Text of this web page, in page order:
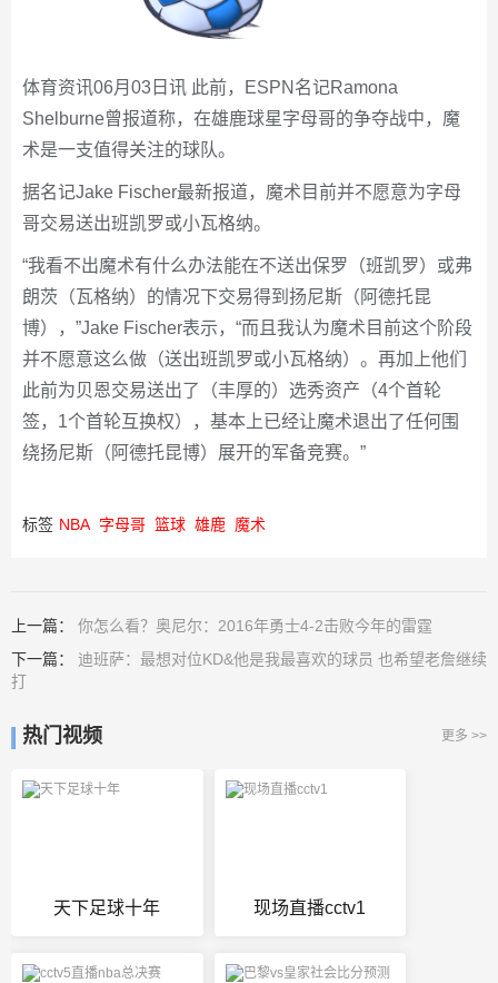
体育资讯06月03日讯 此前，ESPN名记Ramona
Shelburne曾报道称，在雄鹿球星字母哥的争夺战中，魔
术是一支值得关注的球队。
据名记Jake Fischer最新报道，魔术目前并不愿意为字母
哥交易送出班凯罗或小瓦格纳。
“我看不出魔术有什么办法能在不送出保罗（班凯罗）或弗
朗茨（瓦格纳）的情况下交易得到扬尼斯（阿德托昆
博），”Jake Fischer表示，“而且我认为魔术目前这个阶段
并不愿意这么做（送出班凯罗或小瓦格纳）。再加上他们
此前为贝恩交易送出了（丰厚的）选秀资产（4个首轮
签，1个首轮互换权），基本上已经让魔术退出了任何围
绕扬尼斯（阿德托昆博）展开的军备竞赛。”
标签 NBA 字母哥 篮球 雄鹿 魔术
上一篇： 你怎么看？奥尼尔：2016年勇士4-2击败今年的雷霆
下一篇： 迪班萨：最想对位KD&他是我最喜欢的球员 也希望老詹继续
打
热门视频 更多 >>
天下足球十年 现场直播cctv1